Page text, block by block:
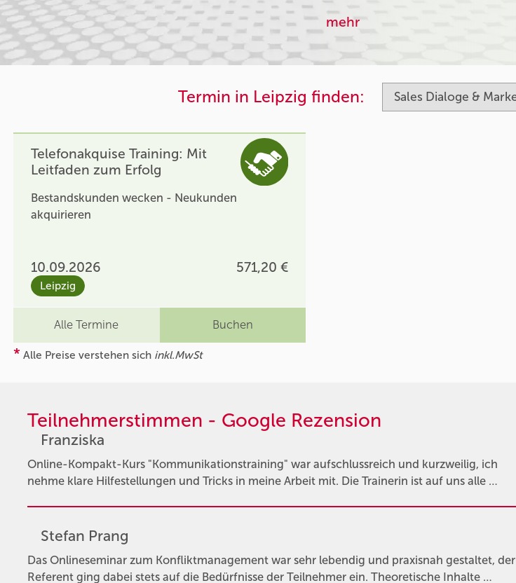
mehr
Termin in Leipzig finden:
Telefonakquise Training: Mit
Leitfaden zum Erfolg
Bestandskunden wecken - Neukunden
akquirieren
10.09.2026 571,20 €
Leipzig
Alle Termine Buchen
* Alle Preise verstehen sich inkl.MwSt
Teilnehmerstimmen - Google Rezension
Franziska
Online-Kompakt-Kurs "Kommunikationstraining" war aufschlussreich und kurzweilig, ich
nehme klare Hilfestellungen und Tricks in meine Arbeit mit. Die Trainerin ist auf uns alle …
Stefan Prang
Das Onlineseminar zum Konfliktmanagement war sehr lebendig und praxisnah gestaltet, der
Referent ging dabei stets auf die Bedürfnisse der Teilnehmer ein. Theoretische Inhalte …